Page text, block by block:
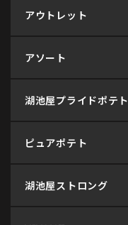
アウトレット
アソート
湖池屋プライドポテト
ピュアポテト
湖池屋ストロング